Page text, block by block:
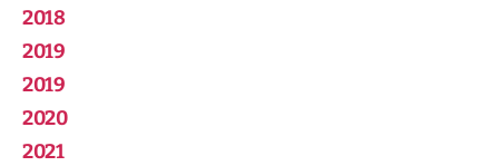
2018
2019
2019
2020
2021